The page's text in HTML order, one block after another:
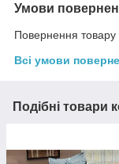
Умови
Повернення товару
Всі умови
Подібні товари